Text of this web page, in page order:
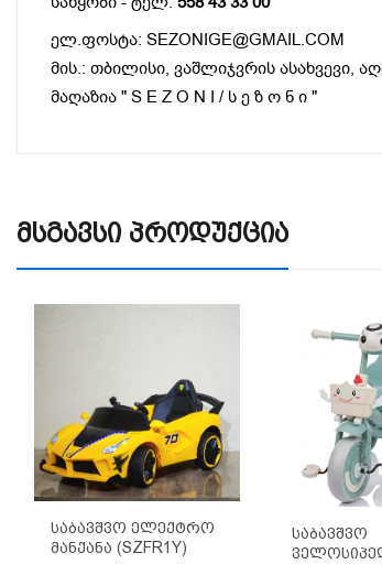
ელ.ფოსტა: SEZONIGE@GMAIL.COM
მის.: თბილისი, ვაშლიჯვრის ასახვევი,
მაღაზია " S E Z O N I / ს ე ზ ო ნ ი "
Მსგავსი Პროდუქცია
Საბავშვო Ელექტრო
Მანქანა (SZFR1Y)
Საბავშვო